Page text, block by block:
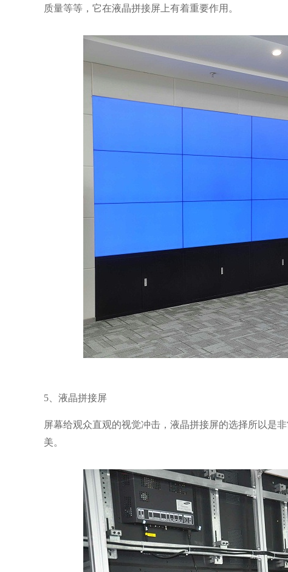
质量等等，它在液晶拼接屏上有着重要作用。
5、液晶拼接屏
屏幕给观众直观的视觉冲击，液晶拼接屏的选择所以是
美。